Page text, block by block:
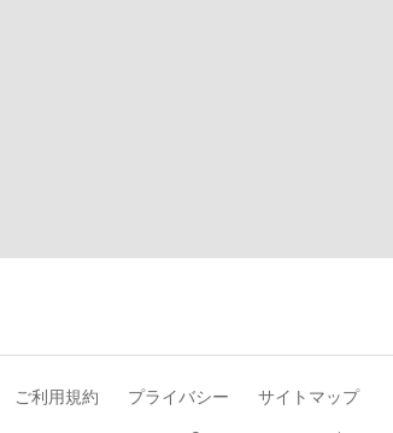
ご利用規約 プライバシー サイトマップ